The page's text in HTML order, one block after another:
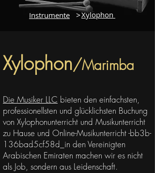
Instrumente >Xylophon
Xylophon/Marimba
Die Musiker LLC bieten den einfachsten,
professionellsten und glücklichsten Buchung
von Xylophonunterricht und Musikunterricht
zu Hause und Online-Musikunterricht -bb3b-
136bad5cf58d_in den Vereinigten
Arabischen Emiraten machen wir es nicht
als Job, sondern aus Leidenschaft.